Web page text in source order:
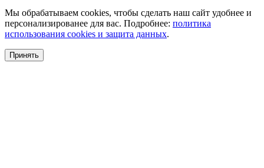
Мы обрабатываем cookies, чтобы сделать наш сайт удобнее и
персонализированее для вас. Подробнее: политика
использования cookies и защита данных.
Принять